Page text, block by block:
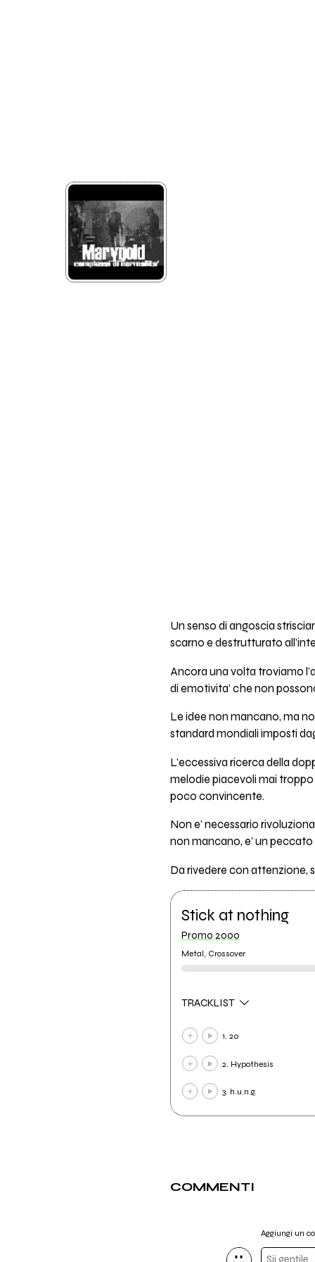
Un senso di angoscia
scarno e destrutturato
Ancora una volta troviamo
di emotivita' che non
Le idee non mancano, ma
standard mondiali imposti
L'eccessiva ricerca della
melodie piacevoli mai
poco convincente.
Non e' necessario
non mancano, e' un
Da rivedere con attenzione,
Stick at nothing
Promo 2000
Metal, Crossover
TRACKLIST
1. 20
2. Hypothesis
3. h.u.n.g.
COMMENTI
Aggiungi un